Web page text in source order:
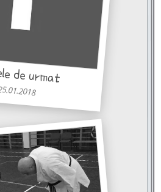
de urmat